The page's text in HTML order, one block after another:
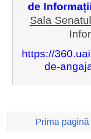
de
Sala
https://
de-
Prima pagină